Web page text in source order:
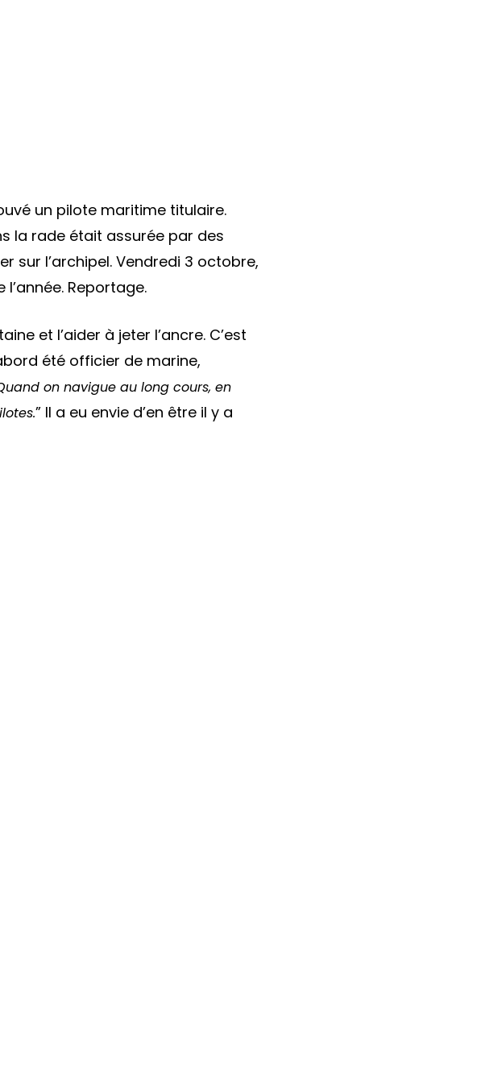
un pilote maritime titulaire.
la rade était assurée par des
sur l’archipel. Vendredi 3 octobre,
Reportage.
et l’aider à jeter l’ancre. C’est
été officier de marine,
on navigue au long cours, en
” Il a eu envie d’en être il y a